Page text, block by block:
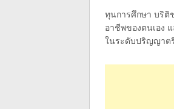
ทุนการศึกษา บริติ
อาชีพของตนเอง
ในระดับปริญญาต